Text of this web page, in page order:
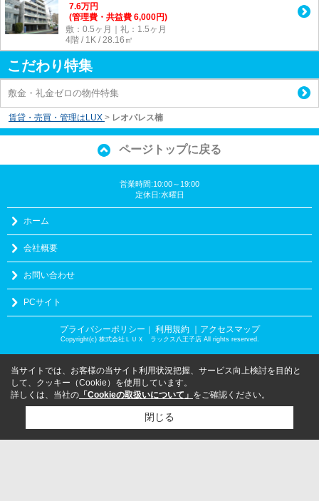
7.6万円
(管理費・共益費 6,000円)
敷：0.5ヶ月｜礼：1.5ヶ月
4階 / 1K / 28.16㎡
こだわり特集
敷金・礼金ゼロの物件特集
賃貸・売買・管理はLUX > レオパレス楠
ページトップに戻る
営業時間:10:00～19:00
定休日:水曜日
ホーム
会社概要
お問い合わせ
PCサイト
プライバシーポリシー ｜ 利用規約 ｜アクセスマップ
Copyright(c) 株式会社ＬＵＸ ラックス八王子店 All rights reserved.
当サイトでは、お客様の当サイト利用状況把握、サービス向上検討を目的と
して、クッキー（Cookie）を使用しています。
詳しくは、当社の 「Cookieの取扱いについて」 をご確認ください。
閉じる